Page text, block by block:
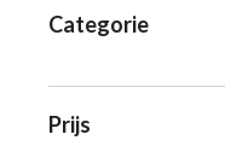
Categorie
Prijs